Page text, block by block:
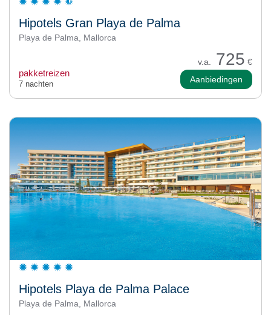
Hipotels Gran Playa de Palma
Playa de Palma, Mallorca
v.a. 725 €
pakketreizen
7 nachten Aanbiedingen
Hipotels Playa de Palma Palace
Playa de Palma, Mallorca